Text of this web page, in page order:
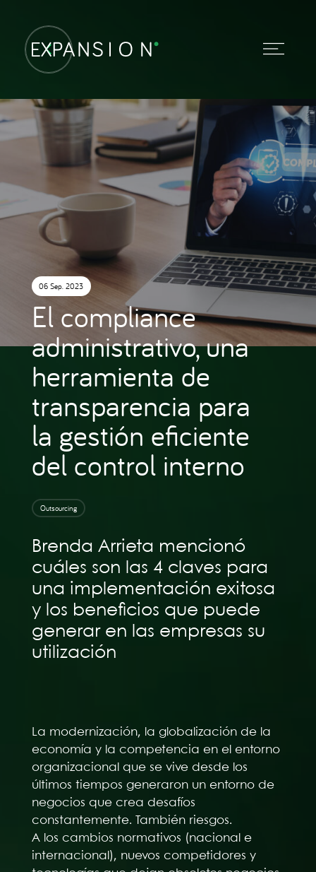
06 Sep. 2023
El compliance
administrativo, una
herramienta de
transparencia para
la gestión eficiente
del control interno
Outsourcing
Brenda Arrieta mencionó
cuáles son las 4 claves para
una implementación exitosa
y los beneficios que puede
generar en las empresas su
utilización
La modernización, la globalización de la
economía y la competencia en el entorno
organizacional que se vive desde los
últimos tiempos generaron un entorno de
negocios que crea desafíos
constantemente. También riesgos.
A los cambios normativos (nacional e
internacional), nuevos competidores y